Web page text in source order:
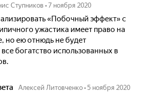
Ступников • 7 ноября 2020
«Побочный эффект» с
ужастика имеет право на
но ею отнюдь не будет
богатство использованных в
Алексей Литовченко • 5 ноября 2020